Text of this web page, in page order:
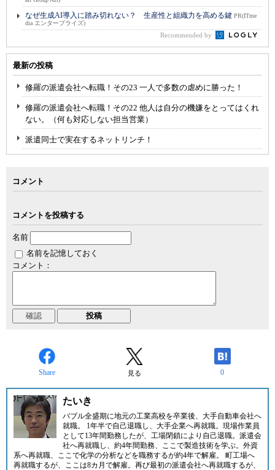
なぜ生成AI導入に踏み切れない？ 生産性と組織力を高める鍵 PR(ITme
dia エンタープライズ)
Recommended by
最新の投稿
修羅の派遣会社へ転職！その23 一人で多数の虐めに勝った！
修羅の派遣会社へ転職！その22 他人は自分の機嫌をとってはくれ
ない。（何も対応しない担当営業）
派遣同士で実在するネットリンチ！
コメント
コメントを投稿する
名前
名前を記憶しておく
コメント：
Share 見る 0
たいき
バブル全盛期に地元の工業高校を卒業後、大手自動車会社へ
就職。 1年半で自己退職し、大手企業へ再就職。現場作業員
として13年間勤務したが、工場閉鎖により自己退職。派遣会
社へ再就職し、約4年間勤務、ここで製造技術を学ぶ。外資
系へ再就職、ここで化学の分析などを職務するが約4年で解雇。 町工場へ
再就職するが、ここは8カ月で解雇。再び最初の派遣会社へ再就職するが、